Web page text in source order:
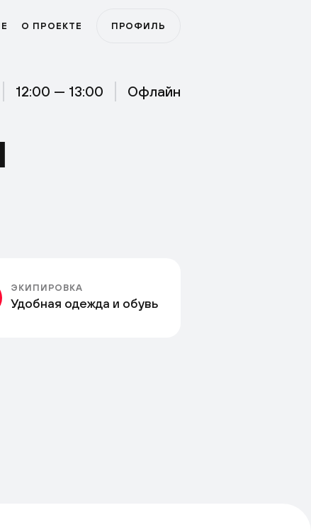
О ПРОЕКТЕ ПРОФИЛЬ
12:00 — 13:00 Офлайн
ЭКИПИРОВКА
Удобная одежда и обувь